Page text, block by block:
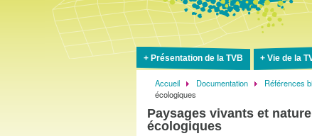
Présentation de la TVB Vie de la
Fil
d'Ariane
Accueil Documentation Références
écologiques
Paysages vivants et
écologiques